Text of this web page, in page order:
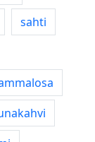
sahti